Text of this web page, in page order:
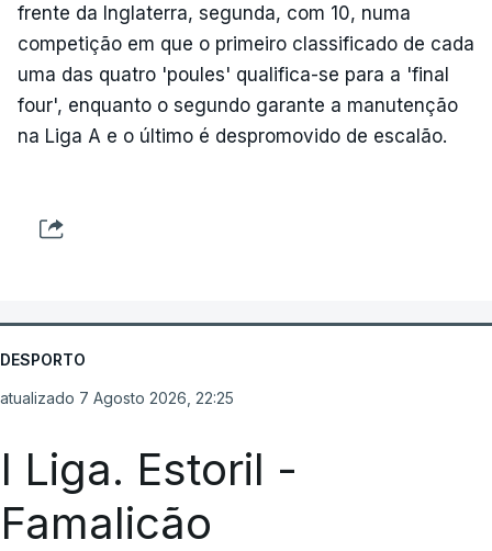
frente da Inglaterra, segunda, com 10, numa
competição em que o primeiro classificado de cada
uma das quatro 'poules' qualifica-se para a 'final
four', enquanto o segundo garante a manutenção
na Liga A e o último é despromovido de escalão.
DESPORTO
atualizado 7 Agosto 2026, 22:25
I Liga. Estoril -
Famalicão